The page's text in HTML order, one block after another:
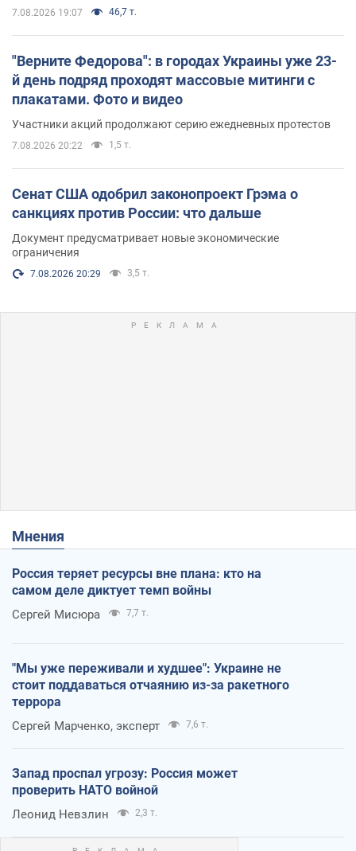
7.08.2026 19:07 46,7 т.
"Верните Федорова": в городах Украины уже 23-
й день подряд проходят массовые митинги с
плакатами. Фото и видео
Участники акций продолжают серию ежедневных протестов
7.08.2026 20:22 1,5 т.
Сенат США одобрил законопроект Грэма о
санкциях против России: что дальше
Документ предусматривает новые экономические
ограничения
7.08.2026 20:29 3,5 т.
Мнения
Россия теряет ресурсы вне плана: кто на
самом деле диктует темп войны
Сергей Мисюра 7,7 т.
"Мы уже переживали и худшее": Украине не
стоит поддаваться отчаянию из-за ракетного
террора
Сергей Марченко, эксперт 7,6 т.
Запад проспал угрозу: Россия может
проверить НАТО войной
Леонид Невзлин 2,3 т.